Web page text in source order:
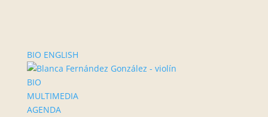
BIO ENGLISH
BIO
MULTIMEDIA
AGENDA